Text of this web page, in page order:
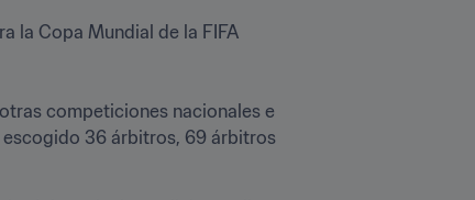
la Copa Mundial de la FIFA
competiciones nacionales e
escogido 36 árbitros, 69 árbitros